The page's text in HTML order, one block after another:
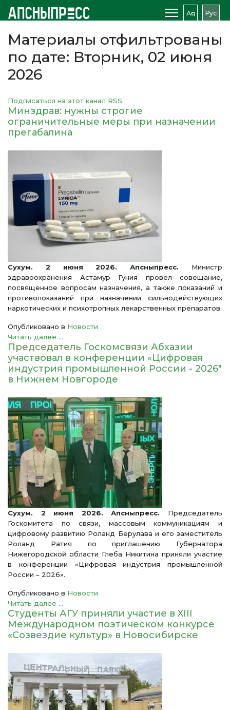
Аԥс Рус
Материалы отфильтрованы
по дате: Вторник, 02 июня
2026
Подписаться на этот канал RSS
Минздрав: нужны строгие
ограничительные меры при назначении
прегабалина
Сухум. 2 июня 2026. Апсныпресс. Министр
здравоохранения Астамур Гуния провел совещание,
посвященное вопросам назначения, а также показаний и
противопоказаний при назначении сильнодействующих
наркотических и психотропных лекарственных препаратов.
Опубликовано в Новости
Читать далее ...
Председатель Госкомсвязи Абхазии
участвовал в конференции «Цифровая
индустрия промышленной России - 2026"
в Нижнем Новгороде
Сухум. 2 июня 2026. Апсныпресс. Председатель
Госкомитета по связи, массовым коммуникациям и
цифровому развитию Роланд Берулава и его заместитель
Роланд Ратия по приглашению Губернатора
Нижегородской области Глеба Никитина приняли участие
в конференции «Цифровая индустрия промышленной
России – 2026».
Опубликовано в Новости
Читать далее ...
Студенты АГУ приняли участие в XIII
Международном поэтическом конкурсе
«Созвездие культур» в Новосибирске